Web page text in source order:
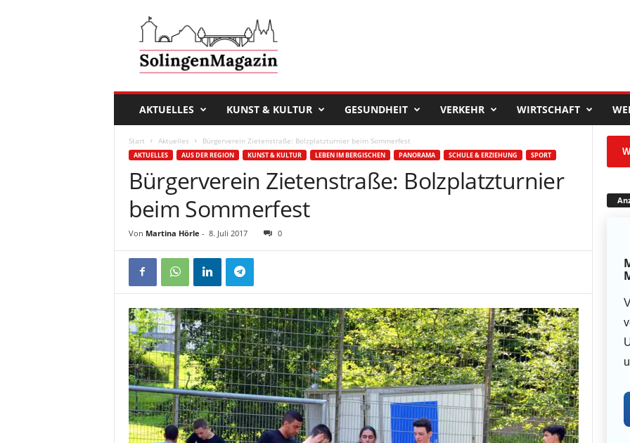
i
AKTUELLES KUNST & KULTUR GESUNDHEIT VERKEHR WIRTSCHAFT
Start Aktuelles Bürgerverein Zietenstraße: Bolzplatzturnier beim Sommerfest
AKTUELLES AUS DER REGION KUNST & KULTUR LEBEN IM BERGISCHEN PANORAMA SCHULE & ERZIEHUNG SPORT
Bürgerverein Zietenstraße: Bolzplatzturnier
beim Sommerfest
Von Martina Hörle - 8. Juli 2017 0